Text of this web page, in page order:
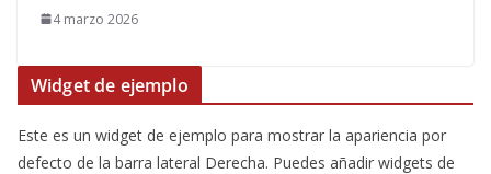
4 marzo 2026
Widget de ejemplo
Este es un widget de ejemplo para mostrar la apariencia por
defecto de la barra lateral Derecha. Puedes añadir widgets de